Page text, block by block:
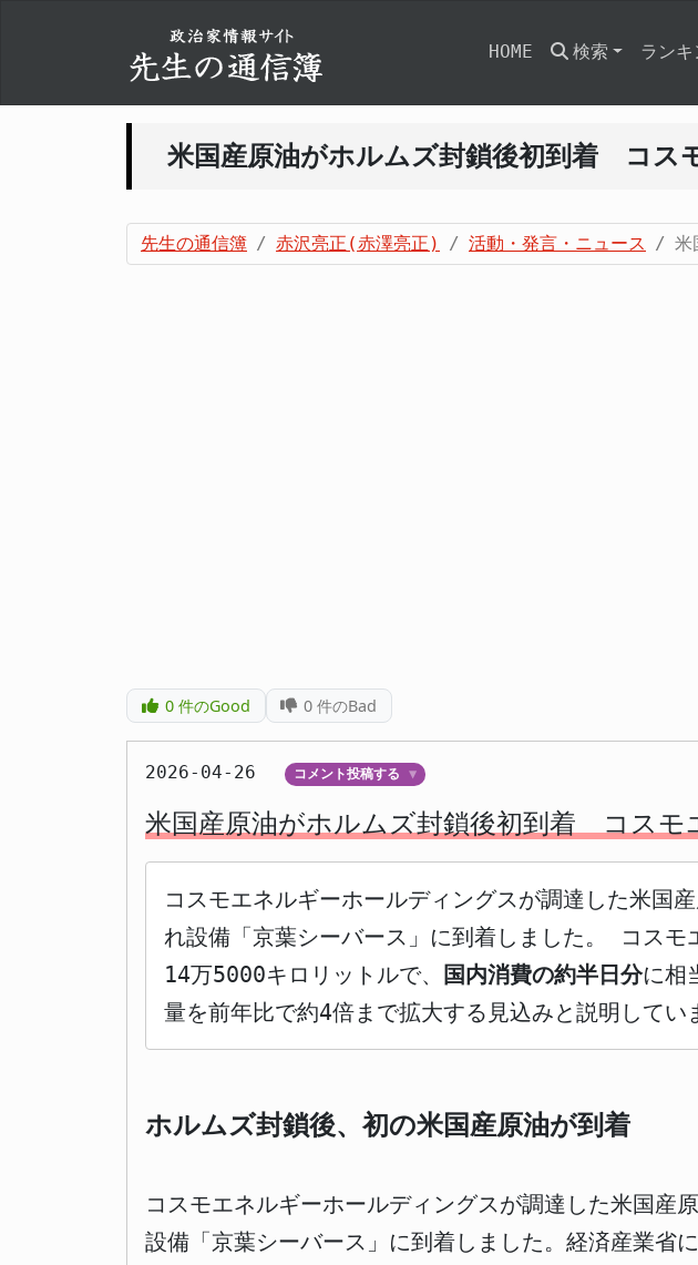
HOME 検索 ランキ
米国産原油がホルムズ封鎖後初到着 コス
先生の通信簿 赤沢亮正(赤澤亮正) 活動・発言・ニュース 米
0件のGood 0 件のBad
2026-04-26 コメント投稿する ▼
米国産原油がホルムズ封鎖後初到着 コスモ
コスモエネルギーホールディングスが調達した米国
れ設備「京葉シーバース」に到着しました。 コス
14万5000キロリットルで、
国内消費の約半日分に相
量を前年比で約4倍まで拡大する見込みと説明してい
ホルムズ封鎖後、初の米国産原油が到着
コスモエネルギーホールディングスが調達した米国
設備「京葉シーバース」に到着しました。経済産業省